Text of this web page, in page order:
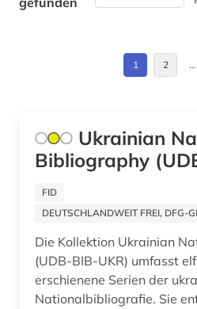
bulgarien (2)
bündnerromanisch (1)
china (1)
datenbank (1)
delmenhorst (1)
den haag (1)
GUS (6)
Hamburg (3)
Hessen (3)
1 2 …
Ukrainian
Bibliography
FID
DEUTSCHLANDWEIT FREI, DFG-
Die Kollektion Ukrainian
(UDB-BIB-UKR) umfasst
erschienene Serien der
Nationalbibliografie. Sie